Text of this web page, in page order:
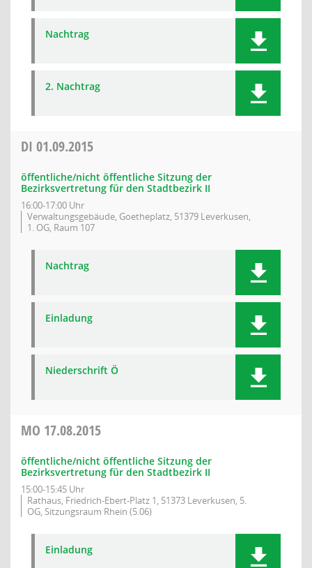
Nachtrag
2. Nachtrag
DI 01.09.2015
öffentliche/nicht öffentliche Sitzung der
Bezirksvertretung für den Stadtbezirk II
16:00-17:00 Uhr
Verwaltungsgebäude, Goetheplatz, 51379 Leverkusen,
1. OG, Raum 107
Nachtrag
Einladung
Niederschrift Ö
MO 17.08.2015
öffentliche/nicht öffentliche Sitzung der
Bezirksvertretung für den Stadtbezirk II
15:00-15:45 Uhr
Rathaus, Friedrich-Ebert-Platz 1, 51373 Leverkusen, 5.
OG, Sitzungsraum Rhein (5.06)
Einladung